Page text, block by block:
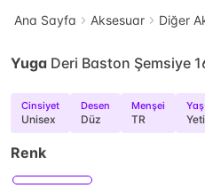
Ana Sayfa Aksesuar Diğer
Yuga Deri Baston Şemsiye
Cinsiyet
Unisex
Desen
Düz
Menşei
TR
Renk